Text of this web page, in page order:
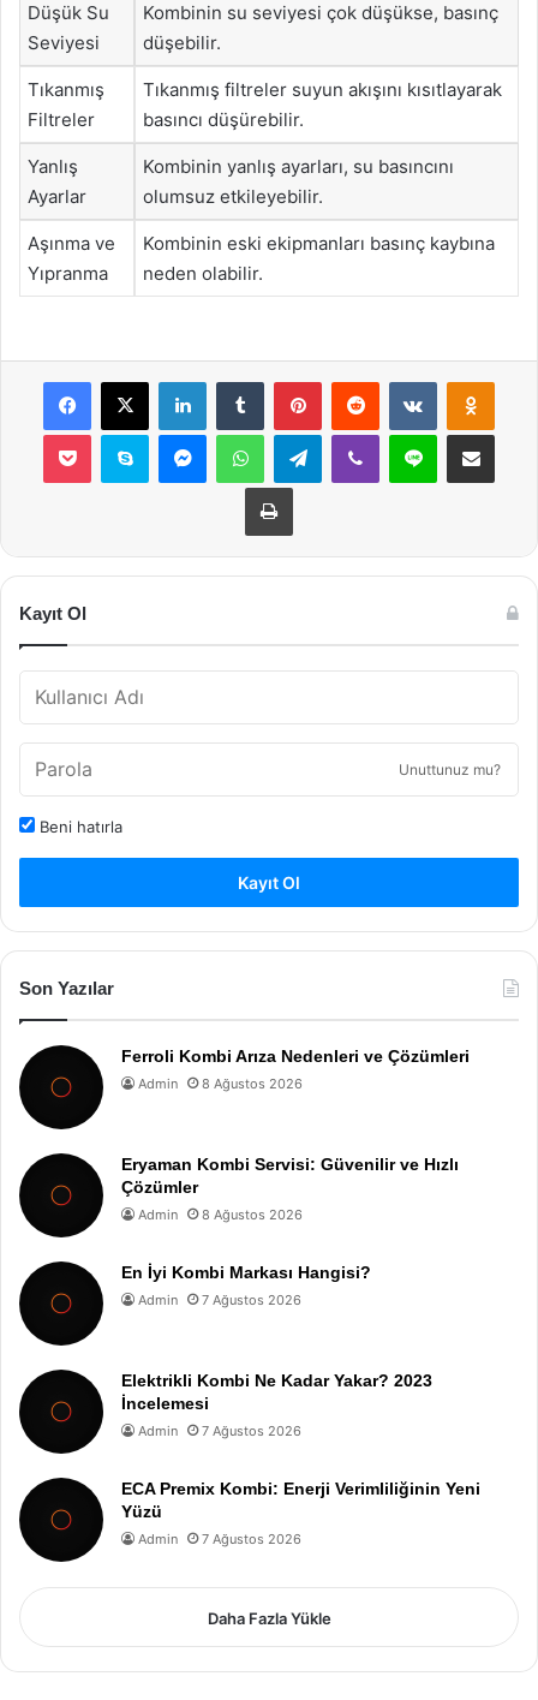
Düşük Su
Seviyesi
Kombinin su seviyesi çok düşükse, basınç
düşebilir.
Tıkanmış
Filtreler
Tıkanmış filtreler suyun akışını kısıtlayarak
basıncı düşürebilir.
Yanlış
Ayarlar
Kombinin yanlış ayarları, su basıncını
olumsuz etkileyebilir.
Aşınma ve
Yıpranma
Kombinin eski ekipmanları basınç kaybına
neden olabilir.
Facebook
X LinkedInTumblr PinterestReddit VKontakte
Pocket Skype MessengerWhatsAppTelegramViber Line E-Posta ile
Yazdır
Kayıt Ol
Unuttunuz mu?
Beni hatırla
Kayıt Ol
Son Yazılar
Ferroli Kombi Arıza Nedenleri ve Çözümleri
Admin 8 Ağustos 2026
Eryaman Kombi Servisi: Güvenilir ve Hızlı
Çözümler
Admin 8 Ağustos 2026
En İyi Kombi Markası Hangisi?
Admin 7 Ağustos 2026
Elektrikli Kombi Ne Kadar Yakar? 2023
İncelemesi
Admin 7 Ağustos 2026
ECA Premix Kombi: Enerji Verimliliğinin Yeni
Yüzü
Admin 7 Ağustos 2026
Daha Fazla Yükle